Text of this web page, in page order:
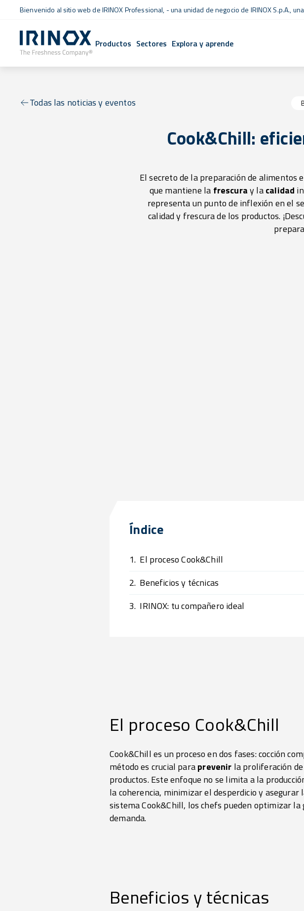
Bienvenido al sitio web de IRINOX Professional, - una unidad de negocio de IRINOX S.p.A.,
Productos Sectores Explora y aprende
Todas las noticias y eventos
Cook&Chill:
El secreto de la preparación de alimentos
que mantiene la frescuray lacalidad
representa un punto de inflexión en el
calidad y frescura de los productos.
Índice
1. El proceso Cook&Chill
2. Beneficios y técnicas
3. IRINOX: tu compañero ideal
El proceso Cook&Chill
Cook&Chill es un proceso en dos fases: cocción
método es crucial paraprevenir la proliferación
productos. Este enfoque no se limita a la
la coherencia, minimizar el desperdicio y asegurar
sistema Cook&Chill, los chefs pueden optimizar
demanda.
Beneficios y técnicas